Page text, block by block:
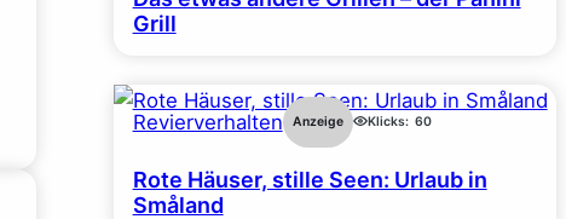
Grill
Revierverhalten Anzeige Klicks: 60
Rote Häuser, stille Seen: Urlaub in
Småland